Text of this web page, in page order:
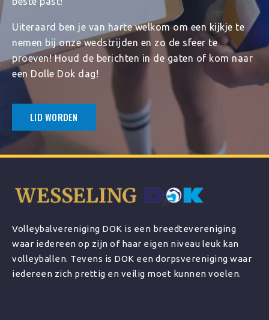
Uiteraard ben je van harte welkom om een kijkje te
nemen bij onze wedstrijden en zo de sfeer te
proeven! Houd de berichten in de gaten of kom naar
een Dolle Dok dag!
LID WORDEN
Volleybalvereniging DOK is een breedtevereniging
waar iedereen op zijn of haar eigen niveau leuk kan
volleyballen. Tevens is DOK een dorpsvereniging waar
iedereen zich prettig en veilig moet kunnen voelen.